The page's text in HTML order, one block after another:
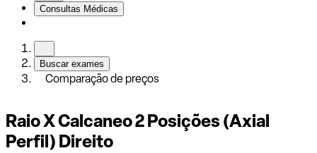
Consultas Médicas
Buscar exames
Comparação de preços
Raio X Calcaneo 2 Posições (Axial
Perfil) Direito